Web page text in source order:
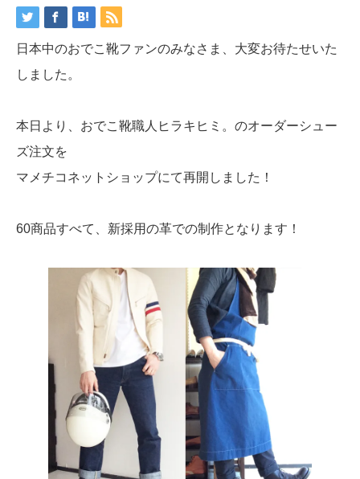
日本中のおでこ靴ファンのみなさま、大変お待たせいた
しました。
本日より、おでこ靴職人ヒラキヒミ。のオーダーシュー
ズ注文を
マメチコネットショップにて再開しました！
60商品すべて、新採用の革での制作となります！